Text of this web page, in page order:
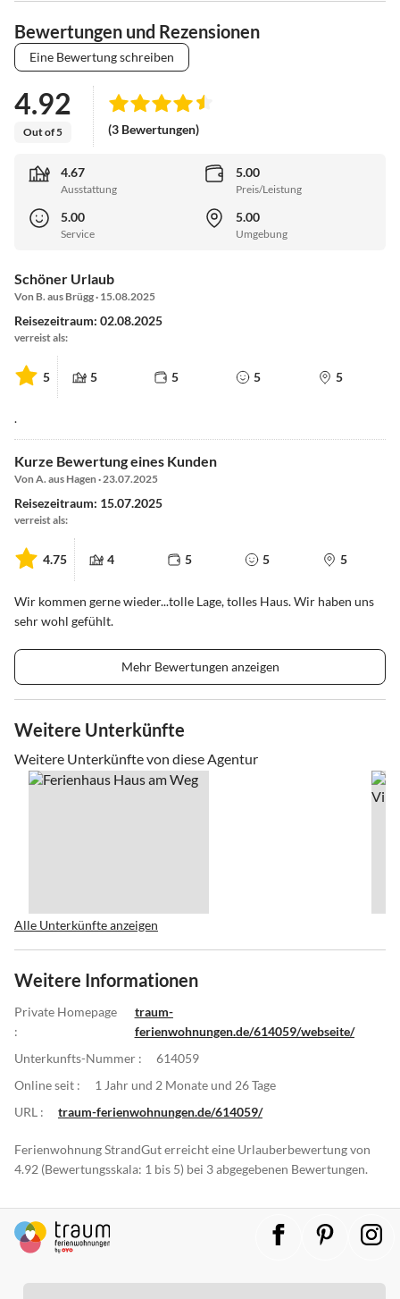
Bewertungen und Rezensionen
Eine Bewertung schreiben
4.92
Out of 5 (3 Bewertungen)
4.67
Ausstattung
5.00
Preis/Leistung
5.00
Service
5.00
Umgebung
Schöner Urlaub
Von B. aus Brügg · 15.08.2025
Reisezeitraum: 02.08.2025
verreist als:
5 5 5 5 5
.
Kurze Bewertung eines Kunden
Von A. aus Hagen · 23.07.2025
Reisezeitraum: 15.07.2025
verreist als:
4.75 4 5 5 5
Wir kommen gerne wieder...tolle Lage, tolles Haus. Wir haben uns
sehr wohl gefühlt.
Mehr Bewertungen anzeigen
Weitere Unterkünfte
Weitere Unterkünfte von diese Agentur
Alle Unterkünfte anzeigen
Weitere Informationen
Private Homepage
:
traum-
ferienwohnungen.de/614059/webseite/
Unterkunfts-Nummer :
614059
Online seit :
1 Jahr und 2 Monate und 26 Tage
URL :
traum-ferienwohnungen.de/614059/
Ferienwohnung StrandGut erreicht eine Urlauberbewertung von
4.92 (Bewertungsskala: 1 bis 5) bei 3 abgegebenen Bewertungen.